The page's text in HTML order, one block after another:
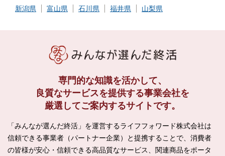
新潟県
富山県 石川県 福井県 山梨県
専門的な知識を活かして、
良質なサービスを提供する事業会社を
厳選してご案内するサイトです。
「みんなが選んだ終活」を運営するライフフォワード株式会社は
信頼できる事業者（パートナー企業）と提携することで、消費者
の皆様が安心・信頼できる高品質なサービス、関連商品をポータ